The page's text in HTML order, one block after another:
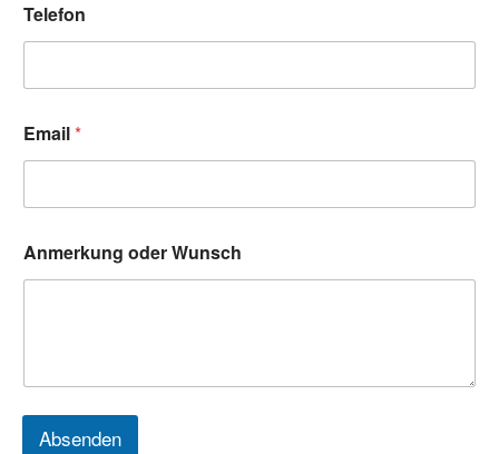
Telefon
Email*
e
l
W
n
Anmerkung oder Wunsch
Absenden